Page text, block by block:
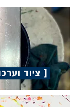
[ ציוד וערכות דפוס רשת ]